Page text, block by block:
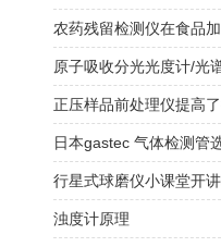
农药残留检测仪在食品
日本gastec 气体检测管
浊度计原理